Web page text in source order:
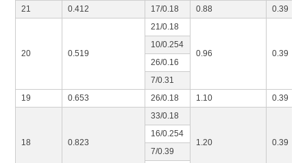
21
0.412 17/0.18 0.88 0.39
20 0.519
21/0.18
0.96 0.39
10/0.254
26/0.16
7/0.31
19
0.653 26/0.18 1.10 0.39
18 0.823
33/0.18
1.20 0.39
16/0.254
7/0.39